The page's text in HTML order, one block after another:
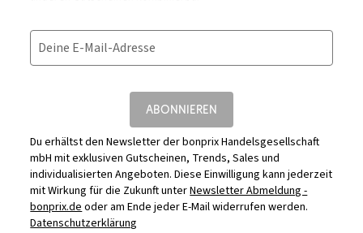
Deine E-Mail-Adresse
ABONNIEREN
Du erhältst den Newsletter der bonprix Handelsgesellschaft
mbH mit exklusiven Gutscheinen, Trends, Sales und
individualisierten Angeboten. Diese Einwilligung kann jederzeit
mit Wirkung für die Zukunft unterNewsletter Abmeldung -
bonprix.deoder am Ende jeder E-Mail widerrufen werden.
Datenschutzerklärung